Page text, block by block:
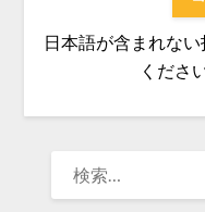
日本語が含まれな
くださ